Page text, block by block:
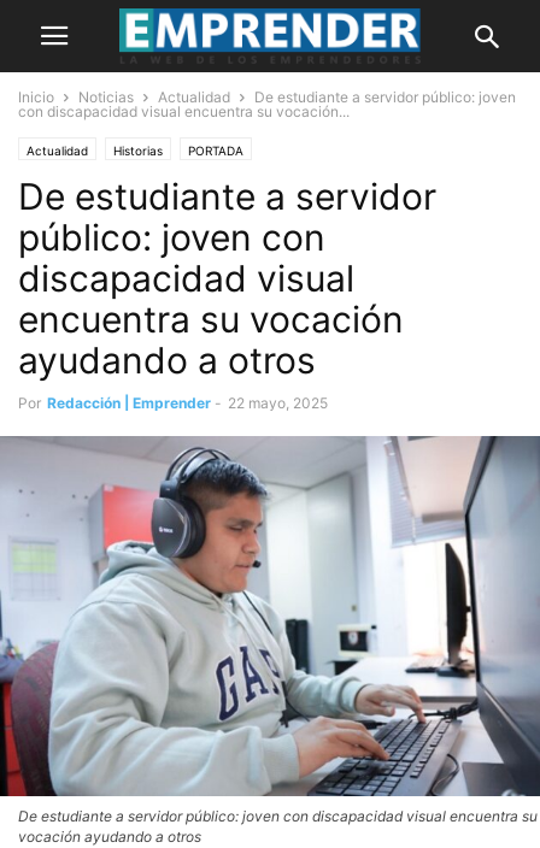
Inicio Noticias Actualidad
De estudiante a servidor público: joven
con discapacidad visual encuentra su vocación...
Actualidad Historias PORTADA
De estudiante a servidor
público: joven con
discapacidad visual
encuentra su vocación
ayudando a otros
Por Redacción | Emprender - 22 mayo, 2025
De estudiante a servidor público: joven con discapacidad visual encuentra su
vocación ayudando a otros